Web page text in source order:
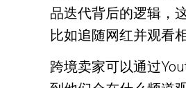
品迭代背后的逻辑，
比如追随网红并观看
跨境卖家可以通过